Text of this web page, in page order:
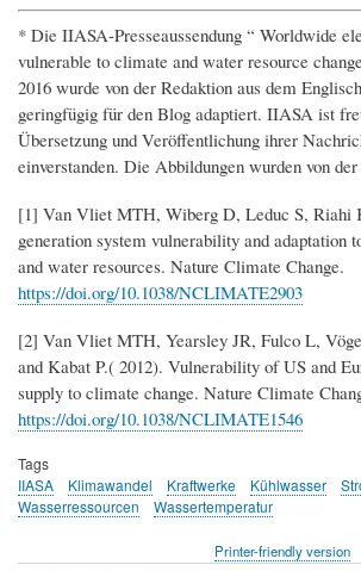
* Die IIASA-Presseaussendung “ Worldwide
vulnerable to climate and water resource
2016 wurde von der Redaktion aus dem
geringfügig für den Blog adaptiert. IIASA ist
Übersetzung und Veröffentlichung ihrer
einverstanden. Die Abbildungen wurden von
[1] Van Vliet MTH, Wiberg D, Leduc S, Riahi
generation system vulnerability and adaptation
and water resources. Nature Climate Change.
https://doi.org/10.1038/NCLIMATE2903
[2] Van Vliet MTH, Yearsley JR, Fulco L,
and Kabat P.( 2012). Vulnerability of US and
supply to climate change. Nature Climate
https://doi.org/10.1038/NCLIMATE1546
Tags
IIASA
Klimawandel Kraftwerke Kühlwasser
Wasserressourcen
Wassertemperatur
Printer-friendly version